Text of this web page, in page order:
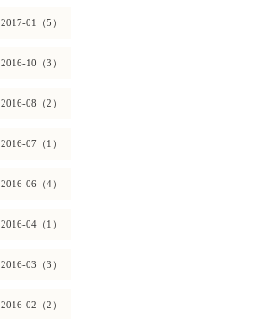
2017-01（5）
2016-10（3）
2016-08（2）
2016-07（1）
2016-06（4）
2016-04（1）
2016-03（3）
2016-02（2）